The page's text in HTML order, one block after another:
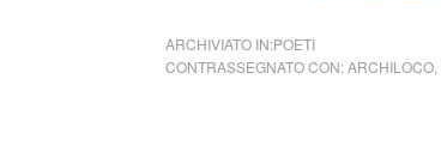
ARCHIVIATO IN:POETI
CONTRASSEGNATO CON:ARCHILOCO